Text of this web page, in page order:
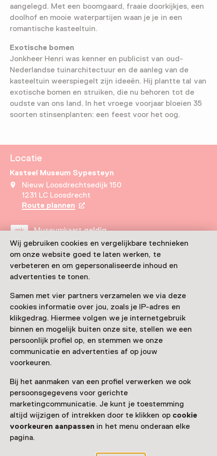
Wij gebruiken cookies en vergelijkbare technieken
om onze website goed te laten werken, te
verbeteren en om gepersonaliseerde inhoud en
advertenties te tonen.
Samen met vier partners verzamelen we via deze
cookies informatie over jou, zoals je IP-adres en
klikgedrag. Hiermee volgen we je internetgebruik
binnen en mogelijk buiten onze site, stellen we een
persoonlijk profiel op, en stemmen we onze
communicatie en advertenties af op jouw
voorkeuren.
Bij het aanmaken van een profiel verwerken we ook
persoonsgegevens voor gerichte
marketingcommunicatie. Je kunt je toestemming
altijd wijzigen of intrekken door te klikken op cookie
voorkeuren aanpassen in het menu onderaan elke
pagina.
aangelegd. Met een boomgaard, fraaie doorkijkjes, een
doolhof en mooie waterpartijen waan je je in een
romantische kasteeltuin.
Exotische bomen
Jonkheer Henri was kenner en publicist van oud-
Nederlandse tuinarchitectuur en de aanleg van de
kasteeltuin weerspiegelt zijn ideeën. Hij plantte tal van
exotische bomen en struiken, die nu behoren tot de
oudste van ons land. In het vroege voorjaar bloeien 35
soorten stinsenplanten: een feest voor het oog.
Locatie
Kasteel Museum Sypesteyn
Nieuw Loosdrechtsedijk 150
1231 LC Loosdrecht
Route plannen Opent in een nieuw tabblad
Museumkaartgeldig
Bezoek museumpagina
Nog meer ontdekken